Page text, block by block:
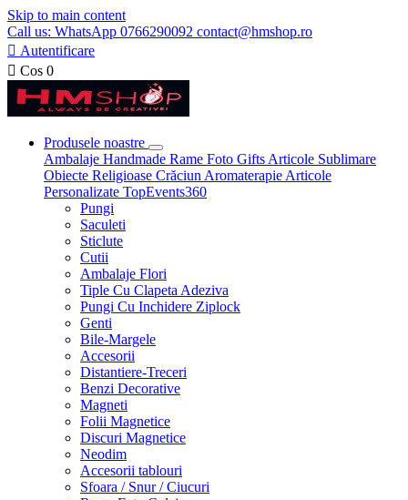
Skip to main content
Call us: WhatsApp 0766290092 contact@hmshop.ro
 Autentificare
 Cos 0
Produsele noastre
Ambalaje Handmade Rame Foto Gifts Articole Sublimare
Obiecte Religioase Crăciun Aromaterapie Articole
Personalizate TopEvents360
Pungi
Saculeti
Sticlute
Cutii
Ambalaje Flori
Tiple Cu Clapeta Adeziva
Pungi Cu Inchidere Ziplock
Genti
Bile-Margele
Accesorii
Distantiere-Treceri
Benzi Decorative
Magneti
Folii Magnetice
Discuri Magnetice
Neodim
Accesorii tablouri
Sfoara / Snur / Ciucuri